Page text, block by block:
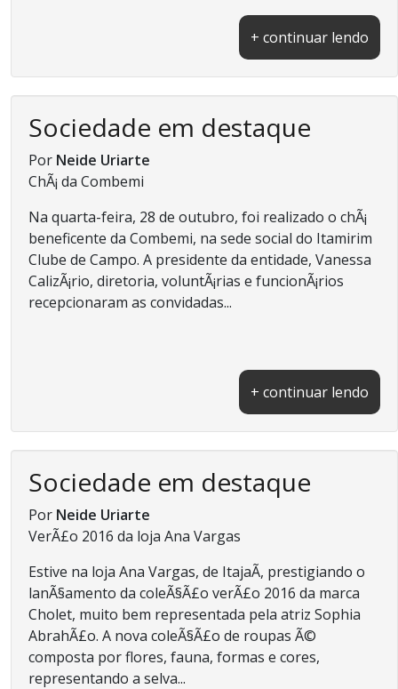
+ continuar lendo
Sociedade em destaque
Por Neide Uriarte
ChÃ¡ da Combemi
Na quarta-feira, 28 de outubro, foi realizado o chÃ¡
beneficente da Combemi, na sede social do Itamirim
Clube de Campo. A presidente da entidade, Vanessa
CalizÃ¡rio, diretoria, voluntÃ¡rias e funcionÃ¡rios
recepcionaram as convidadas...
+ continuar lendo
Sociedade em destaque
Por Neide Uriarte
VerÃ£o 2016 da loja Ana Vargas
Estive na loja Ana Vargas, de ItajaÃ­, prestigiando o
lanÃ§amento da coleÃ§Ã£o verÃ£o 2016 da marca
Cholet, muito bem representada pela atriz Sophia
AbrahÃ£o. A nova coleÃ§Ã£o de roupas Ã©
composta por flores, fauna, formas e cores,
representando a selva...